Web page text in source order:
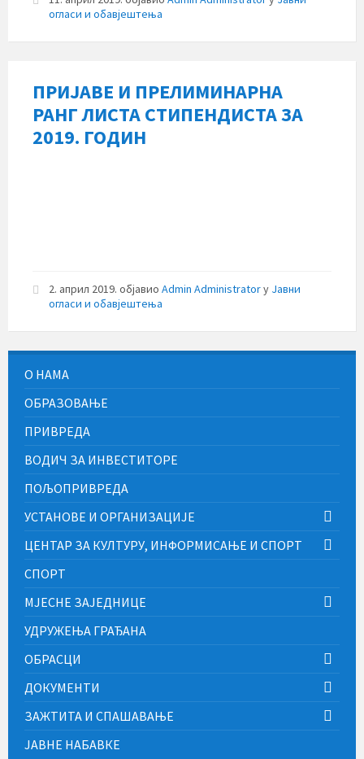
огласи и обавјештења
ПРИЈАВЕ И ПРЕЛИМИНАРНА
РАНГ ЛИСТА СТИПЕНДИСТА ЗА
2019. ГОДИН
2. април 2019. објавио Admin Administratorу Јавни
огласи и обавјештења
О НАМА
ОБРАЗОВАЊЕ
ПРИВРЕДА
ВОДИЧ ЗА ИНВЕСТИТОРЕ
ПОЉОПРИВРЕДА
УСТАНОВЕ И ОРГАНИЗАЦИЈЕ
ЦЕНТАР ЗА КУЛТУРУ, ИНФОРМИСАЊЕ И СПОРТ
СПОРТ
МЈЕСНЕ ЗАЈЕДНИЦЕ
УДРУЖЕЊА ГРАЂАНА
ОБРАСЦИ
ДОКУМЕНТИ
ЗАЖТИТА И СПАШАВАЊЕ
ЈАВНЕ НАБАВКЕ